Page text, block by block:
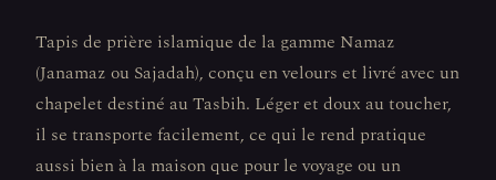
Tapis de prière islamique de la gamme Namaz
(Janamaz ou Sajadah), conçu en velours et livré avec un
chapelet destiné au Tasbih. Léger et doux au toucher,
il se transporte facilement, ce qui le rend pratique
aussi bien à la maison que pour le voyage ou un